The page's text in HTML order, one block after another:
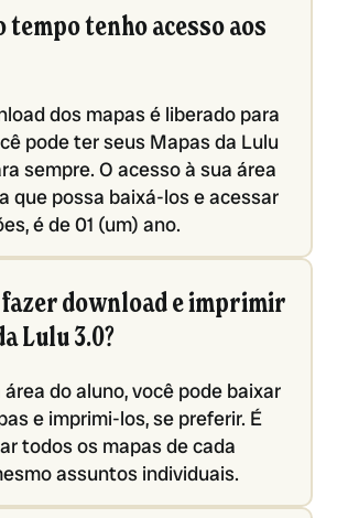
tempo tenho acesso aos
dos mapas é liberado para
pode ter seus Mapas da Lulu
sempre. O acesso à sua área
que possa baixá-los e acessar
é de 01 (um) ano.
download e imprimir
Lulu 3.0?
do aluno, você pode baixar
e imprimi-los, se preferir. É
todos os mapas de cada
assuntos individuais.